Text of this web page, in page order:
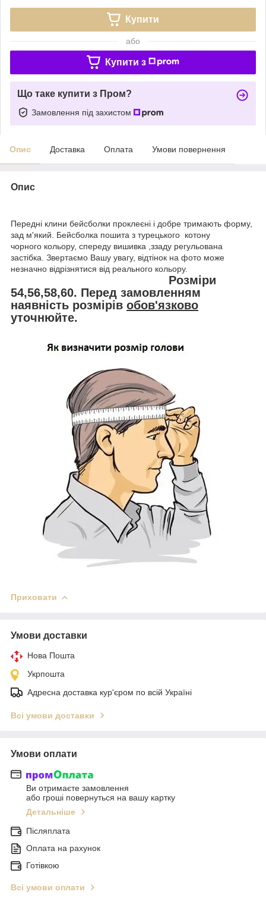
Купити
або
Купити з
Що таке купити з Пром?
Замовлення під захистом
Опис Доставка Оплата Умови повернення
Опис
Передні клини бейсболки проклеєні і добре тримають форму,
зад м'який. Бейсболка пошита з турецького котону
чорного кольору, спереду вишивка ,ззаду регульована
застібка. Звертаємо Вашу увагу, відтінок на фото може
незначно відрізнятися від реального кольору.
Розміри
54,56,58,60. Перед замовленням
наявність розмірів обов'язково
уточнюйте.
Приховати
Умови доставки
Нова Пошта
Укрпошта
Адресна доставка кур'єром по всій Україні
Всі умови доставки
Умови оплати
Ви отримаєте замовлення
або гроші повернуться на вашу картку
Детальніше
Післяплата
Оплата на рахунок
Готівкою
Всі умови оплати